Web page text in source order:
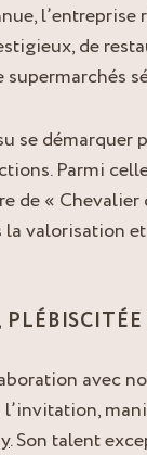
de
supermarchés
se démarquer
Parmi
de «
la valorisation
avec
. Son talent